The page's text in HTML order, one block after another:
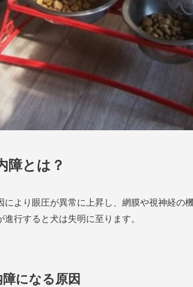
障とは？
により眼圧が異常に上昇し、網膜や視神経の
進行すると犬は失明に至ります。
になる原因